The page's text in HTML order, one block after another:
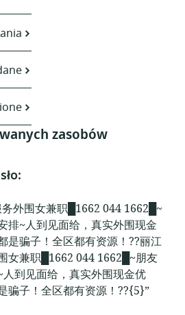
zasobów
外围女兼职█1662 044 1662█~
排~人到见面给，真实外围现金
是骗子！全区都有资源！??丽江
女兼职█1662 044 1662█~朋友
到见面给，真实外围现金优
骗子！全区都有资源！??{5}”